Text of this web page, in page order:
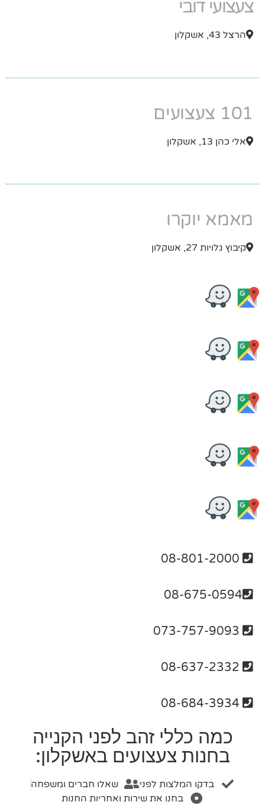
צעצועי דובי
הרצל 43, אשקלון
101 צעצועים
אלי כהן 13, אשקלון
מאמא יוקרו
קיבוץ גלויות 27, אשקלון
08-675-0594
כמה כללי זהב לפני הקנייה
בחנות צעצועים באשקלון:
בדקו המלצות לפני
שאלו חברים ומשפחה
בחנו את שירות ואחריות החנות